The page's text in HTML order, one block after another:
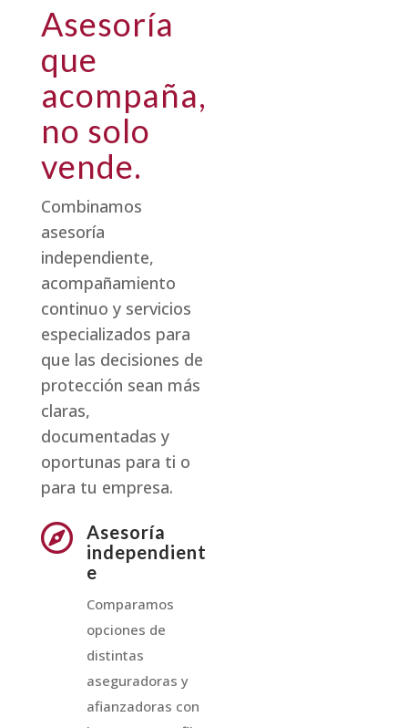
Asesoría
que
acompaña,
no solo
vende.
Combinamos
asesoría
independiente,
acompañamiento
continuo y servicios
especializados para
que las decisiones de
protección sean más
claras,
documentadas y
oportunas para ti o
para tu empresa.

Asesoría
independient
e
Comparamos
opciones de
distintas
aseguradoras y
afianzadoras con